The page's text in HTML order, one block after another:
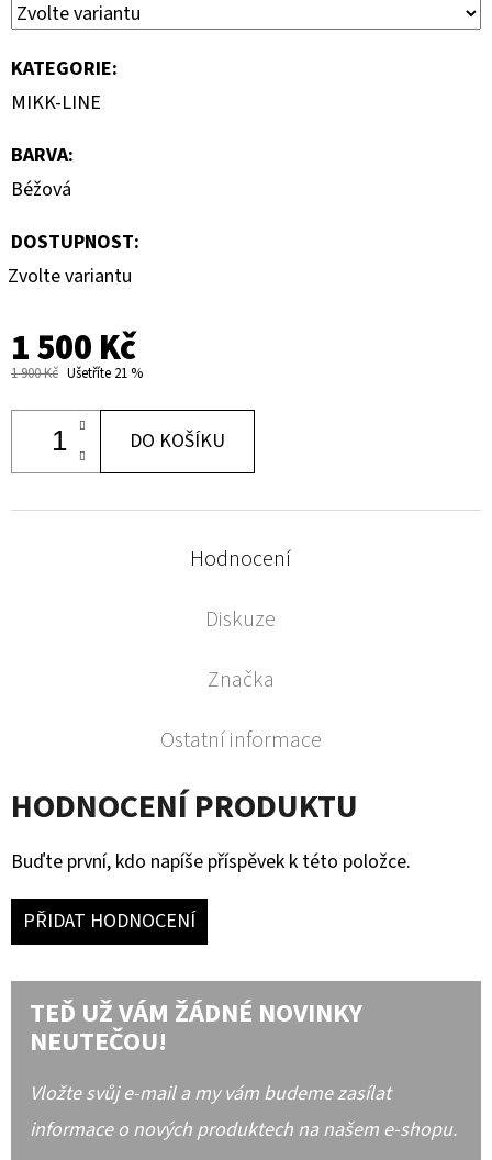
KATEGORIE:
MIKK-LINE
BARVA:
Béžová
DOSTUPNOST:
Zvolte variantu
1 500 Kč
1 900 Kč Ušetříte 21 %
DO KOŠÍKU
Hodnocení
Diskuze
Značka
Ostatní informace
HODNOCENÍ PRODUKTU
Buďte první, kdo napíše příspěvek k této položce.
PŘIDAT HODNOCENÍ
TEĎ UŽ VÁM ŽÁDNÉ NOVINKY
NEUTEČOU!
Vložte svůj e-mail a my vám budeme zasílat
informace o nových produktech na našem e-shopu.